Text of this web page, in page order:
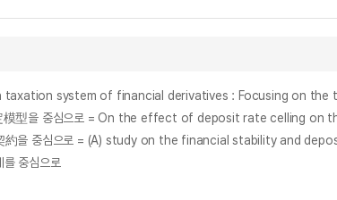
on taxation system of financial derivatives : Focusing on
約을 중심으로 = (A) study on the financial stability and
를 중심으로